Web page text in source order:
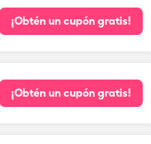
¡Obtén un cupón gratis!
¡Obtén un cupón gratis!